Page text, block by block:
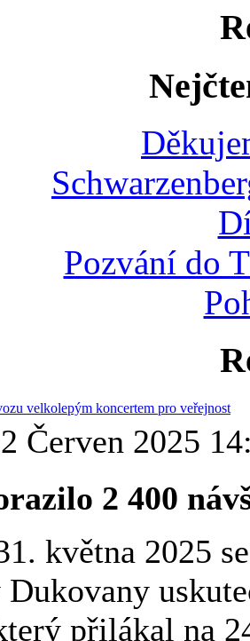
Pozvání do
velkolepým koncertem pro veřejnost
Červen 2025
2 400
května 2025
Dukovany
přilákal na